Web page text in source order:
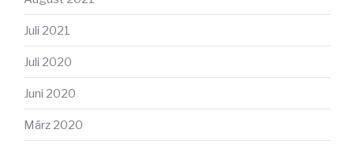
Juli 2021
Juli 2020
Juni 2020
März 2020